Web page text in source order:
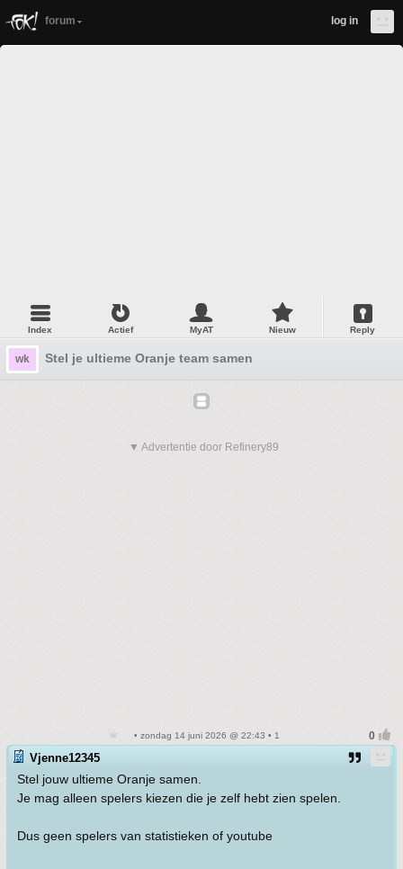
forum log in
Index Actief MyAT Nieuw Reply
wk Stel je ultieme Oranje team samen
▼ Advertentie door Refinery89
• zondag 14 juni 2026 @ 22:43 • 1
Vjenne12345
Stel jouw ultieme Oranje samen.
Je mag alleen spelers kiezen die je zelf hebt zien spelen.
Dus geen spelers van statistieken of youtube